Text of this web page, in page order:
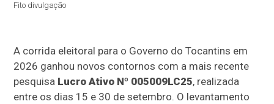
Fito divulgação
A corrida eleitoral para o Governo do Tocantins em
2026 ganhou novos contornos com a mais recente
pesquisa Lucro Ativo Nº 005009LC25, realizada
entre os dias 15 e 30 de setembro. O levantamento